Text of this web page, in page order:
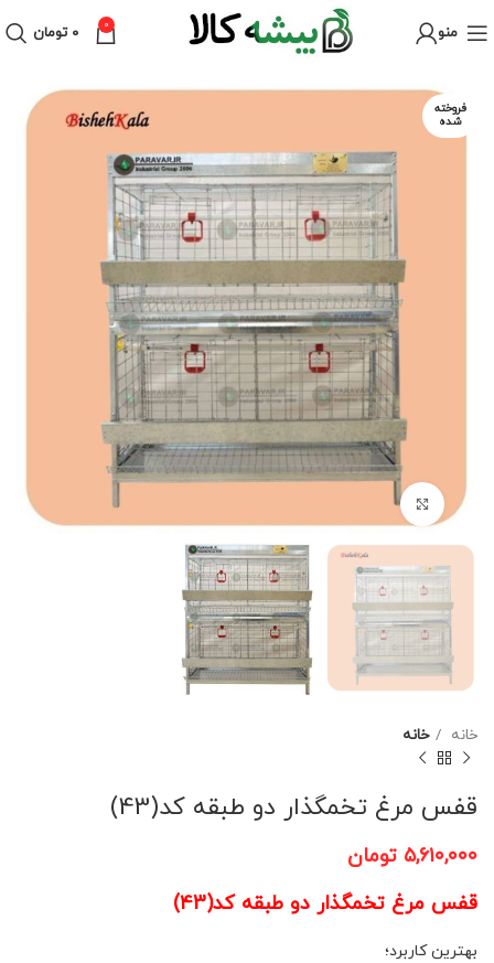
منو 0 ۰ تومان
فروخته
شده
برای بزرگنمایی کلیک کنید
خانه خانه
قفس مرغ تخمگذار دو طبقه کد(43)
۵,۶۱۰,۰۰۰ تومان
قفس مرغ تخمگذار دو طبقه کد(43)
بهترین کاربرد؛